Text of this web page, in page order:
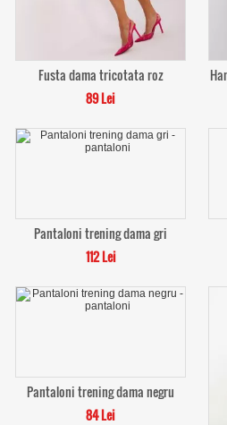
Fusta dama tricotata roz
89 Lei
Pantaloni trening dama gri
112 Lei
Pantaloni trening dama negru
84 Lei